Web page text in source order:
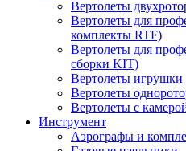
Вертолеты
Вертолеты для
комплекты RTF)
Вертолеты для
сборки KIT)
Вертолеты игрушки
Вертолеты
Вертолеты с
Инструмент
Аэрографы и